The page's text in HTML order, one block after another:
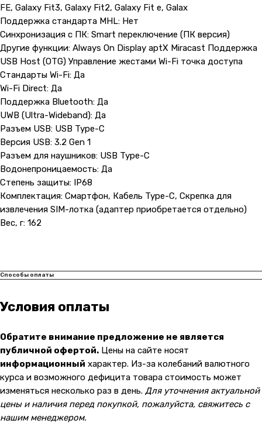
FE, Galaxy Fit3, Galaxy Fit2, Galaxy Fit e, Galax
Поддержка стандарта MHL: Нет
Синхронизация с ПК: Smart переключение (ПК версия)
Другие функции: Always On Display aptX Miracast Поддержка
USB Host (OTG) Управление жестами Wi-Fi точка доступа
Стандарты Wi-Fi: Да
Wi-Fi Direct: Да
Поддержка Bluetooth: Да
UWB (Ultra-Wideband): Да
Разъем USB: USB Type-C
Версия USB: 3.2 Gen 1
Разъем для наушников: USB Type-C
Водонепроницаемость: Да
Степень защиты: IP68
Комплектация: Смартфон, Кабель Type-C, Скрепка для
извлечения SIM-лотка (адаптер приобретается отдельно)
Вес, г: 162
Способы оплаты
Условия оплаты
Обратите внимание предложение не является
публичной офертой. Цены на сайте носят
информационный характер. Из-за колебаний валютного
курса и возможного дефицита товара стоимость может
изменяться несколько раз в день. Для уточнения актуальной
цены и наличия перед покупкой, пожалуйста, свяжитесь с
нашим менеджером.
Гарантии
Услуги
Блог
Оплата и доставка
Каталог товаров
Для бизнеса
О компании
@ 2019-2026 imalik.ru |Политика конфиденциальности
ИП Соловьев Е. В. ИНН 027320312011